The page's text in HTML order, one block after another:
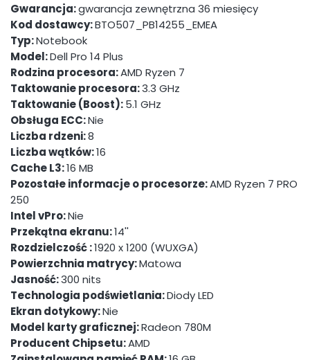
Gwarancja:gwarancja zewnętrzna 36 miesięcy
Kod dostawcy:BTO507_PB14255_EMEA
Typ:Notebook
Model:Dell Pro 14 Plus
Rodzina procesora:AMD Ryzen 7
Taktowanie procesora:3.3 GHz
Taktowanie (Boost):5.1 GHz
Obsługa ECC:Nie
Liczba rdzeni:8
Liczba wątków:16
Cache L3:16 MB
Pozostałe informacje o procesorze:AMD Ryzen 7 PRO
250
Intel vPro:Nie
Przekątna ekranu:14''
Rozdzielczość :1920 x 1200 (WUXGA)
Powierzchnia matrycy:Matowa
Jasność:300 nits
Technologia podświetlania:Diody LED
Ekran dotykowy:Nie
Model karty graficznej:Radeon 780M
Producent Chipsetu:AMD